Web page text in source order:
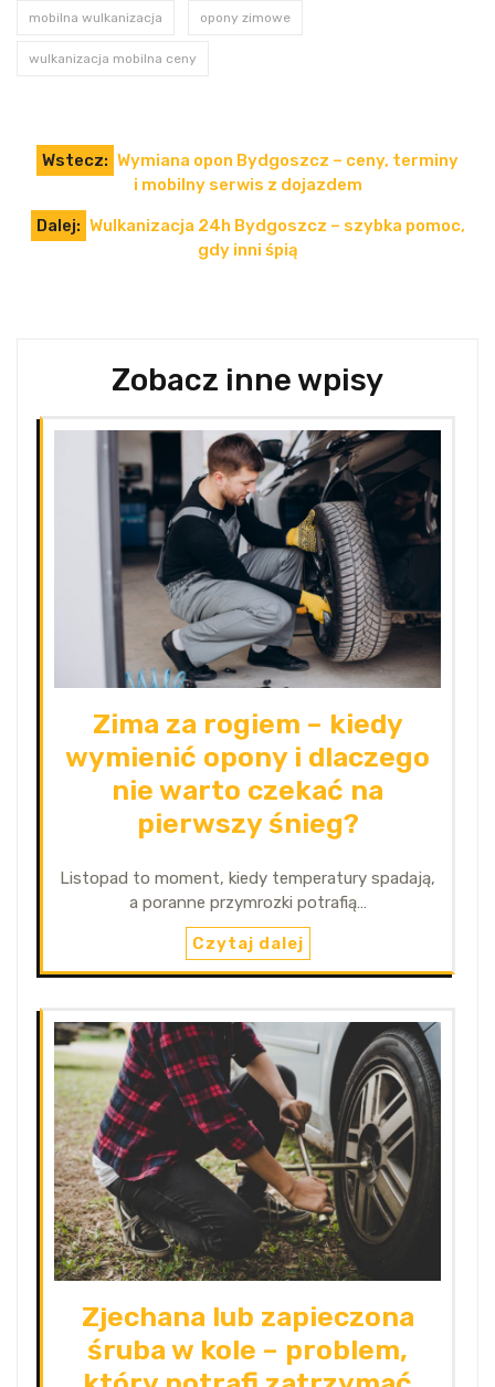
mobilna wulkanizacja opony zimowe
wulkanizacja mobilna ceny
Nawigacja
Wstecz: Wymiana opon Bydgoszcz – ceny, terminy
i mobilny serwis z dojazdem
Dalej: Wulkanizacja 24h Bydgoszcz – szybka pomoc,
gdy inni śpią
Zobacz inne wpisy
Zima za rogiem – kiedy
wymienić opony i dlaczego
nie warto czekać na
pierwszy śnieg?
Listopad to moment, kiedy temperatury spadają,
a poranne przymrozki potrafią…
Czytaj dalej
Zjechana lub zapieczona
śruba w kole – problem,